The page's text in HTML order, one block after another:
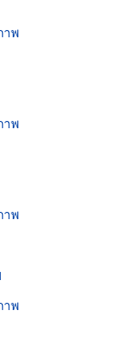
าพ
าพ
าพ
าพ